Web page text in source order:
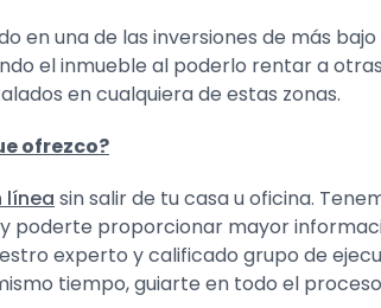
una de las inversiones de más bajo
el inmueble al poderlo rentar a
en cualquiera de estas zonas.
ofrezco?
línea sin salir de tu casa u oficina.
proporcionar mayor
experto y calificado grupo de
tiempo, guiarte en todo el